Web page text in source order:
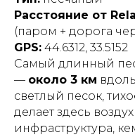
Расстояние от
(паром + дорога
GPS: 44.6312, 33.5152
Самый длинный
— около 3 км
светлый песок,
делает здесь
инфраструктура,